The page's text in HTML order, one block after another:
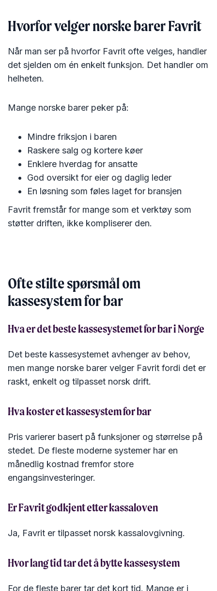
Hvorfor velger norske barer Favrit
Når man ser på hvorfor Favrit ofte velges, handler
det sjelden om én enkelt funksjon. Det handler om
helheten.
Mange norske barer peker på:
Mindre friksjon i baren
Raskere salg og kortere køer
Enklere hverdag for ansatte
God oversikt for eier og daglig leder
En løsning som føles laget for bransjen
Favrit fremstår for mange som et verktøy som
støtter driften, ikke kompliserer den.
Ofte stilte spørsmål om
kassesystem for bar
Hva er det beste kassesystemet for bar i Norge
Det beste kassesystemet avhenger av behov,
men mange norske barer velger Favrit fordi det er
raskt, enkelt og tilpasset norsk drift.
Hva koster et kassesystem for bar
Pris varierer basert på funksjoner og størrelse på
stedet. De fleste moderne systemer har en
månedlig kostnad fremfor store
engangsinvesteringer.
Er Favrit godkjent etter kassaloven
Ja, Favrit er tilpasset norsk kassalovgivning.
Hvor lang tid tar det å bytte kassesystem
For de fleste barer tar det kort tid. Mange er i